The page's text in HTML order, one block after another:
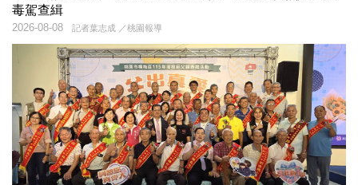
毒駕查緝
記者葉志成 ／桃園報導
2026-08-08